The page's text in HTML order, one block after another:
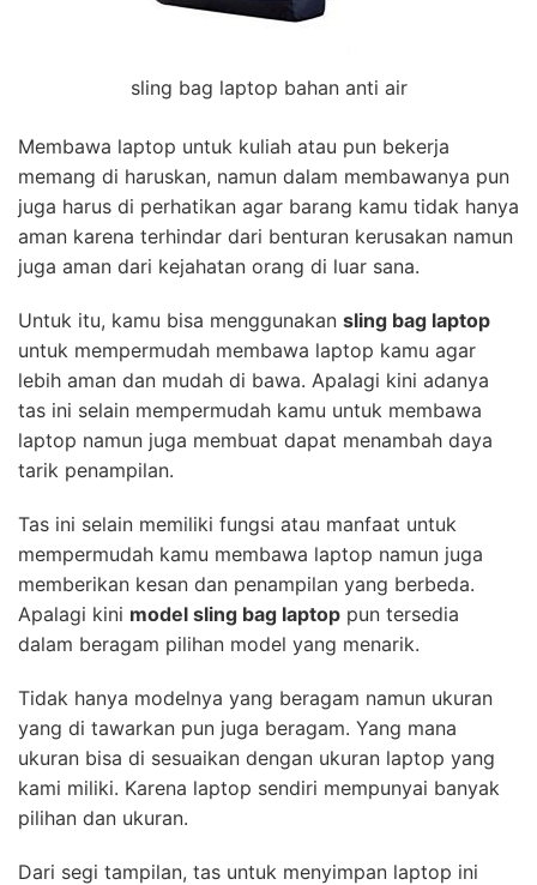
sling bag laptop bahan anti air
Membawa laptop untuk kuliah atau pun bekerja
memang di haruskan, namun dalam membawanya pun
juga harus di perhatikan agar barang kamu tidak hanya
aman karena terhindar dari benturan kerusakan namun
juga aman dari kejahatan orang di luar sana.
Untuk itu, kamu bisa menggunakan sling bag laptop
untuk mempermudah membawa laptop kamu agar
lebih aman dan mudah di bawa. Apalagi kini adanya
tas ini selain mempermudah kamu untuk membawa
laptop namun juga membuat dapat menambah daya
tarik penampilan.
Tas ini selain memiliki fungsi atau manfaat untuk
mempermudah kamu membawa laptop namun juga
memberikan kesan dan penampilan yang berbeda.
Apalagi kini model sling bag laptop pun tersedia
dalam beragam pilihan model yang menarik.
Tidak hanya modelnya yang beragam namun ukuran
yang di tawarkan pun juga beragam. Yang mana
ukuran bisa di sesuaikan dengan ukuran laptop yang
kami miliki. Karena laptop sendiri mempunyai banyak
pilihan dan ukuran.
Dari segi tampilan, tas untuk menyimpan laptop ini